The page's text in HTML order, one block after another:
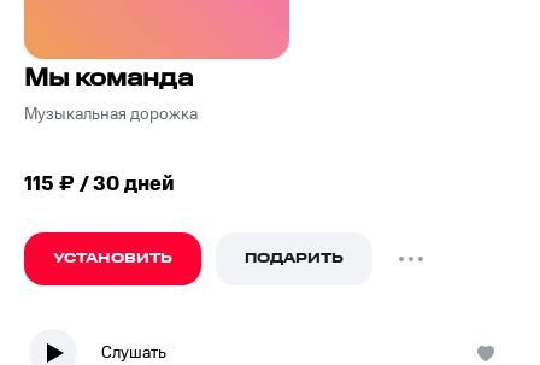
Мы команда
Музыкальная дорожка
115 ₽ / 30 дней
УСТАНОВИТЬ ПОДАРИТЬ
Слушать